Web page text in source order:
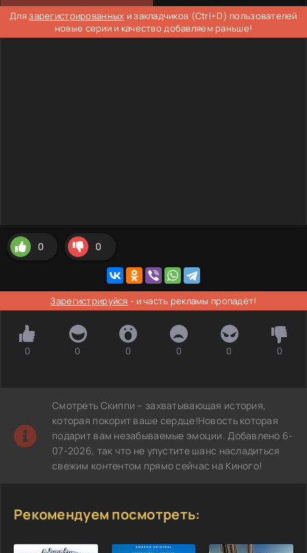
Длязарегистрированных и закладчиков (Ctrl+D) пользователей
новые серии и качество добавляем раньше!
0 0
Зарегистрируйся - и часть рекламы пропадёт!
0 0 0 0 0 0
Смотреть Скиппи – захватывающая история,
которая покорит ваше сердце!Новость которая
подарит вам незабываемые эмоции. Добавлено 6-
07-2026, так что не упустите шанс насладиться
свежим контентом прямо сейчас на Киного!
Рекомендуем посмотреть: